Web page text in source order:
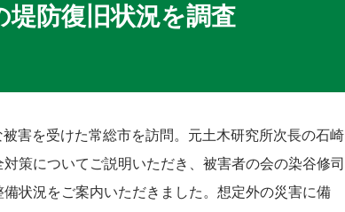
堤防復旧状況を調査
害を受けた常総市を訪問。元土木研究所次長の石崎
策についてご説明いただき、被害者の会の染谷修司
状況をご案内いただきました。想定外の災害に備